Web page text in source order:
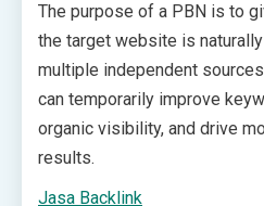
The purpose of a PBN is to
the target website is
multiple independent
can temporarily improve
organic visibility, and drive
results.
Jasa Backlink